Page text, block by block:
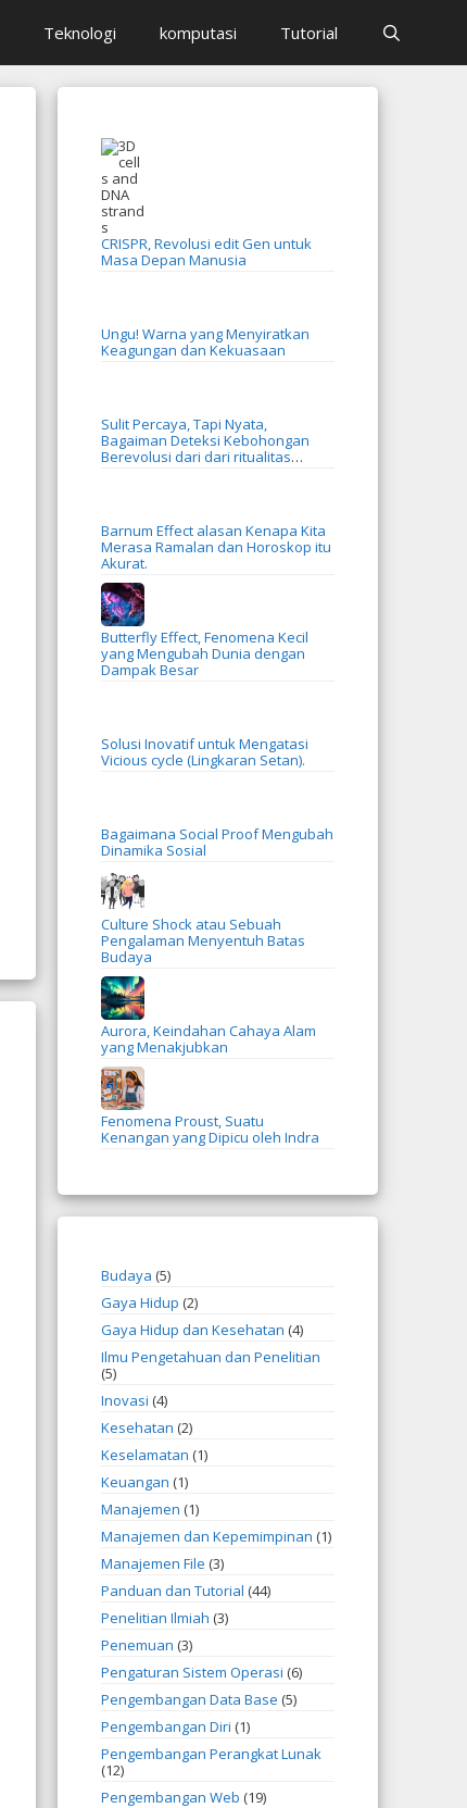
Teknologi komputasi Tutorial
CRISPR, Revolusi edit Gen untuk
Masa Depan Manusia
Ungu! Warna yang Menyiratkan
Keagungan dan Kekuasaan
Sulit Percaya, Tapi Nyata,
Bagaiman Deteksi Kebohongan
Berevolusi dari dari ritualitas
Barnum Effect alasan Kenapa Kita
Merasa Ramalan dan Horoskop itu
Akurat.
Butterfly Effect, Fenomena Kecil
yang Mengubah Dunia dengan
Dampak Besar
Solusi Inovatif untuk Mengatasi
Vicious cycle (Lingkaran Setan).
Bagaimana Social Proof Mengubah
Dinamika Sosial
Culture Shock atau Sebuah
Pengalaman Menyentuh Batas
Budaya
Aurora, Keindahan Cahaya Alam
yang Menakjubkan
Fenomena Proust, Suatu
Kenangan yang Dipicu oleh Indra
Budaya (5)
Gaya Hidup (2)
Gaya Hidup dan Kesehatan (4)
Ilmu Pengetahuan dan Penelitian
(5)
Inovasi (4)
Kesehatan (2)
Keselamatan (1)
Keuangan (1)
Manajemen (1)
Manajemen dan Kepemimpinan (1)
Manajemen File (3)
Panduan dan Tutorial (44)
Penelitian Ilmiah (3)
Penemuan (3)
Pengaturan Sistem Operasi (6)
Pengembangan Data Base (5)
Pengembangan Diri (1)
Pengembangan Perangkat Lunak
(12)
Pengembangan Web (19)